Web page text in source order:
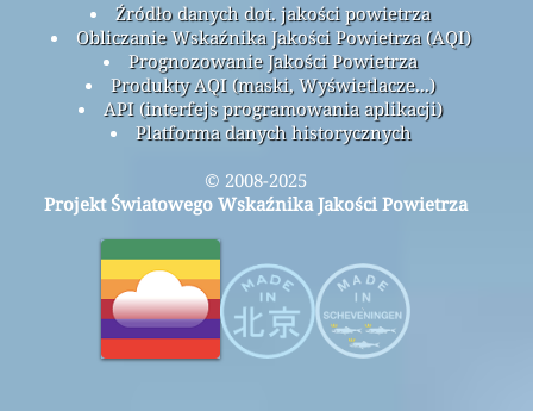
Źródło danych dot. jakości powietrza
Obliczanie Wskaźnika Jakości Powietrza (AQI)
Prognozowanie Jakości Powietrza
Produkty AQI (maski, Wyświetlacze...)
API (interfejs programowania aplikacji)
Platforma danych historycznych
© 2008-2025
Projekt Światowego Wskaźnika Jakości Powietrza